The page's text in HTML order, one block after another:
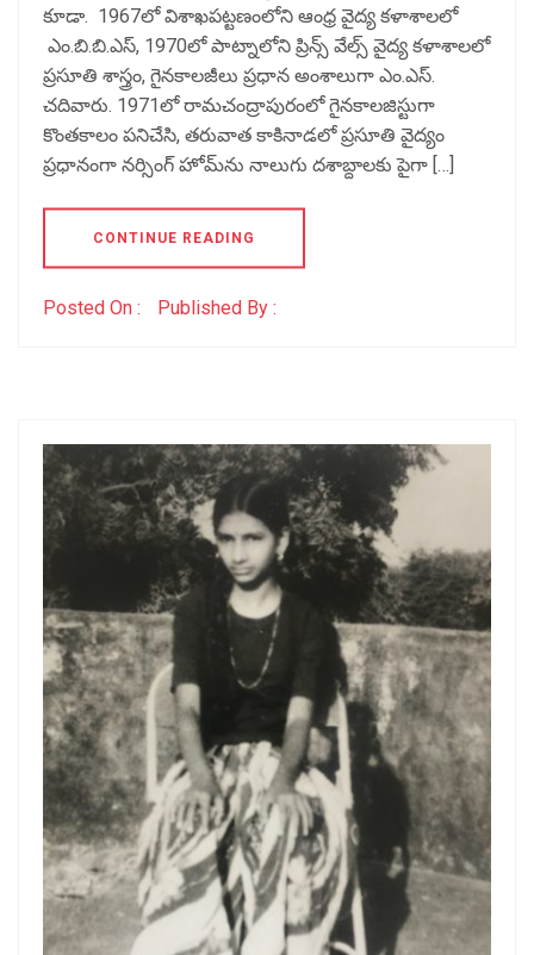
కూడా. 1967లో విశాఖపట్టణంలోని ఆంధ్ర వైద్య కళాశాలలో
ఎం.బి.బి.ఎస్, 1970లో పాట్నాలోని ప్రిన్స్ వేల్స్ వైద్య కళాశాలలో
ప్రసూతి శాస్త్రం, గైనకాలజీలు ప్రధాన అంశాలుగా ఎం.ఎస్.
చదివారు. 1971లో రామచంద్రాపురంలో గైనకాలజిస్టుగా
కొంతకాలం పనిచేసి, తరువాత కాకినాడలో ప్రసూతి వైద్యం
ప్రధానంగా నర్సింగ్ హోమ్‌ను నాలుగు దశాబ్దాలకు పైగా […]
CONTINUE READING
Posted On : Published By :